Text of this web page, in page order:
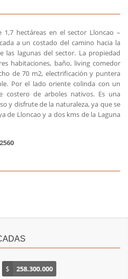
1,7 hectáreas en el sector Lloncao –
a un costado del camino hacia la
las lagunas del sector. La propiedad
habitaciones, baño, living comedor
de 70 m2, electrificación y puntera
Por el lado oriente colinda con un
costero de arboles nativos. Es una
y disfrute de la naturaleza, ya que se
de Lloncao y a dos kms de la Laguna
$ 258.300.000